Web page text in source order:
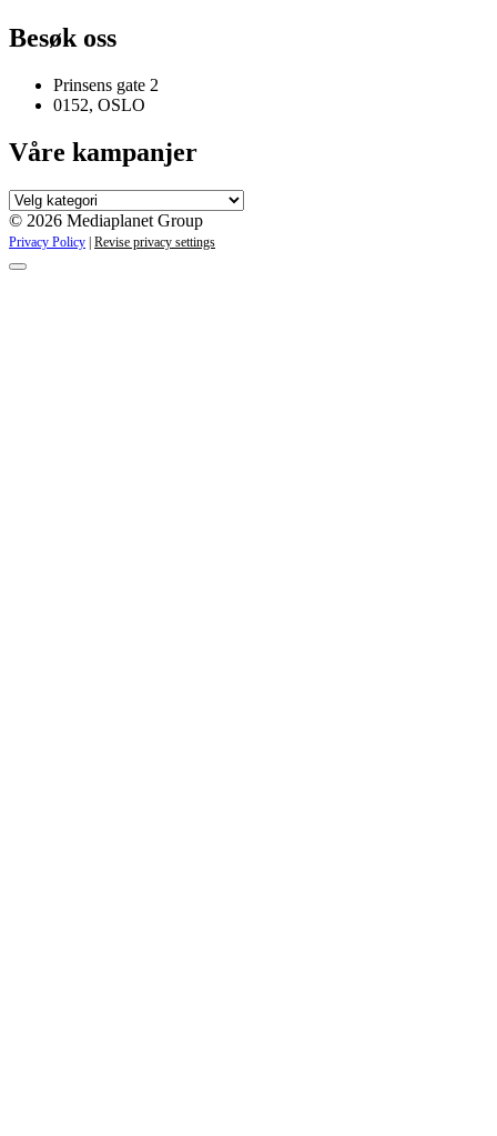
Besøk oss
Prinsens gate 2
0152, OSLO
Våre kampanjer
Våre
kampanjer
© 2026 Mediaplanet Group
Privacy Policy | Revise privacy settings